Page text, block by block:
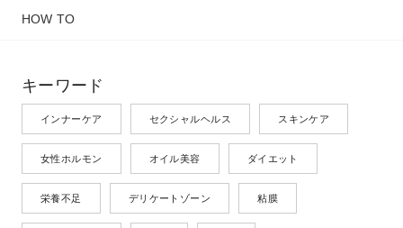
HOW TO
キーワード
インナーケア セクシャルヘルス スキンケア
女性ホルモン オイル美容 ダイエット
栄養不足 デリケートゾーン 粘膜